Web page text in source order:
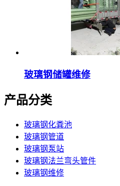
玻璃钢储罐维修
产品分类
玻璃钢化粪池
玻璃钢管道
玻璃钢泵站
玻璃钢法兰弯头管件
玻璃钢维修